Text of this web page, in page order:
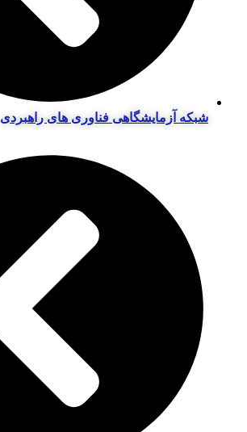
شبکه آزمایشگاهی فناوری های راهبردی